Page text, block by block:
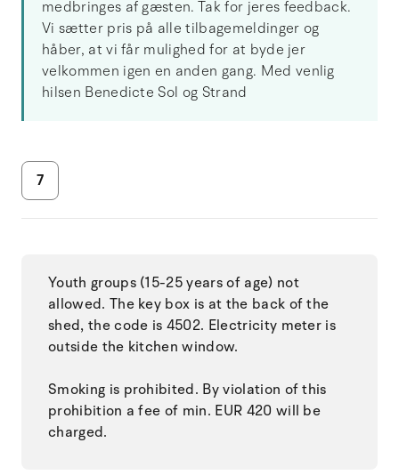
medbringes af gæsten. Tak for jeres feedback.
Vi sætter pris på alle tilbagemeldinger og
håber, at vi får mulighed for at byde jer
velkommen igen en anden gang. Med venlig
hilsen Benedicte Sol og Strand
7
Youth groups (15-25 years of age) not
allowed. The key box is at the back of the
shed, the code is 4502. Electricity meter is
outside the kitchen window.
Smoking is prohibited. By violation of this
prohibition a fee of min. EUR 420 will be
charged.